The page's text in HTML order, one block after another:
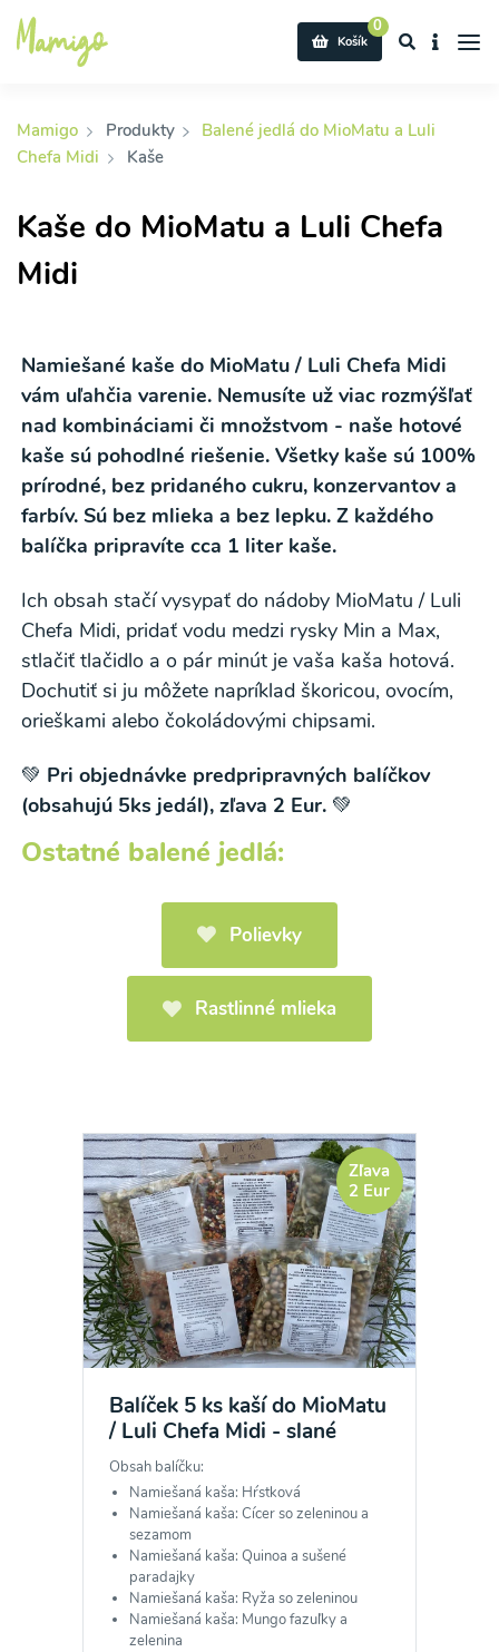
0
Košík
Mamigo Produkty
Balené jedlá do MioMatu a Luli
Chefa Midi
Kaše
Kaše do MioMatu a Luli Chefa
Midi
Namiešané kaše do MioMatu / Luli Chefa Midi
vám uľahčia varenie. Nemusíte už viac rozmýšľať
nad kombináciami či množstvom - naše hotové
kaše sú pohodlné riešenie. Všetky kaše sú 100%
prírodné, bez pridaného cukru, konzervantov a
farbív. Sú bez mlieka a bez lepku. Z každého
balíčka pripravíte cca 1 liter kaše.
Ich obsah stačí vysypať do nádoby MioMatu / Luli
Chefa Midi, pridať vodu medzi rysky Min a Max,
stlačiť tlačidlo a o pár minút je vaša kaša hotová.
Dochutiť si ju môžete napríklad škoricou, ovocím,
orieškami alebo čokoládovými chipsami.
💚 Pri objednávke predpripravných balíčkov
(obsahujú 5ks jedál), zľava 2 Eur. 💚
Ostatné balené jedlá:
Polievky
Rastlinné mlieka
Zľava
2 Eur
Balíček 5 ks kaší do MioMatu
/ Luli Chefa Midi - slané
Obsah balíčku:
Namiešaná kaša: Hŕstková
Namiešaná kaša: Cícer so zeleninou a
sezamom
Namiešaná kaša: Quinoa a sušené
paradajky
Namiešaná kaša: Ryža so zeleninou
Namiešaná kaša: Mungo fazuľky a
zelenina